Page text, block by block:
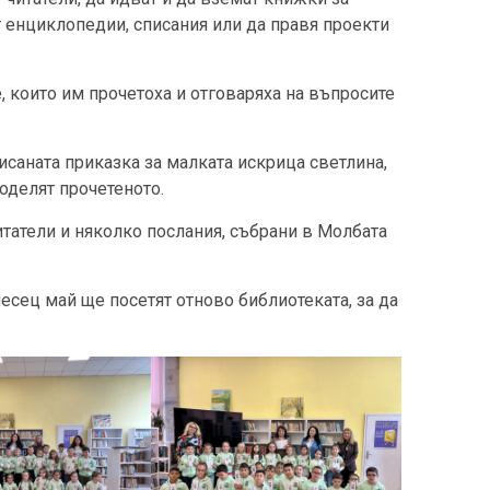
енциклопедии, списания или да правя проекти
им прочетоха и отговаряха на въпросите
приказка за малката искрица светлина,
прочетеното.
и няколко послания, събрани в Молбата
май ще посетят отново библиотеката, за да